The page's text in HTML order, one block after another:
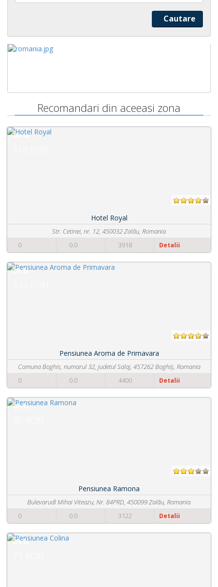
Recomandari din aceeasi zona
De la
Pensiunea Agape
Strada Principala nr. 450
5127 Detalii
De la
Pensiunea Renata
Strada Principala nr.154
2254 Detalii
De la
Pensiunea Magnolia 1
Strada Petrindu nr.54
1825 Detalii
De la